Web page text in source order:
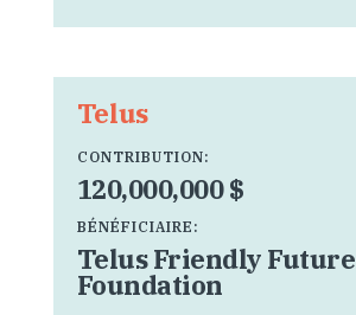
Telus
CONTRIBUTION:
120,000,000 $
BÉNÉFICIAIRE:
Telus Friendly Future
Foundation